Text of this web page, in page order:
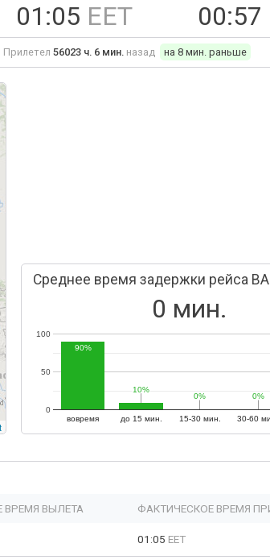
01:05 EET 00:57
Прилетел 56023 ч. 6 мин. назад на 8 мин. раньше
Среднее время задержки рейса
0 мин.
вовремя до 15 мин. 15-30 мин. 30-60
0
50
100
90%
10%
10%
0%
0% 0%
0%
ВРЕМЯ ВЫЛЕТА ФАКТИЧЕСКОЕ ВРЕМЯ
01:05 EET